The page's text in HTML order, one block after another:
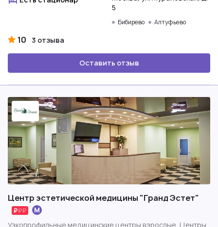
5
Бибирево Алтуфьево
10 3 отзыва
Оставить отзыв
Центр эстетической медицины "Гранд Эстет"
Узкопрофильные медицинские центры взрослые, Центры